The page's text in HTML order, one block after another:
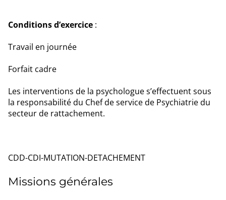
Conditions d’exercice :
Travail en journée
Forfait cadre
Les interventions de la psychologue s’effectuent sous
la responsabilité du Chef de service de Psychiatrie du
secteur de rattachement.
CDD-CDI-MUTATION-DETACHEMENT
Missions générales